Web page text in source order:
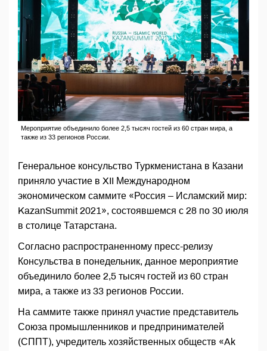
Мероприятие объединило более 2,5 тысяч гостей из 60 стран мира, а
также из 33 регионов России.
Генеральное консульство Туркменистана в Казани
приняло участие в XII Международном
экономическом саммите «Россия – Исламский мир:
KazanSummit 2021», состоявшемся с 28 по 30 июля
в столице Татарстана.
Согласно распространенному пресс-релизу
Консульства в понедельник, данное мероприятие
объединило более 2,5 тысяч гостей из 60 стран
мира, а также из 33 регионов России.
На саммите также принял участие представитель
Союза промышленников и предпринимателей
(СППТ), учредитель хозяйственных обществ «Ak